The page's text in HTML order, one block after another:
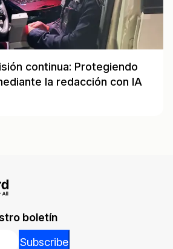
continua: Protegiendo
la redacción con IA
boletín
Subscribe